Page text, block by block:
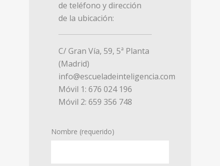
de teléfono y dirección
de la ubicación:
C/ Gran Vía, 59, 5ª Planta
(Madrid)
info@escueladeinteligencia.com
Móvil 1: 676 024 196
Móvil 2: 659 356 748
Nombre (requerido)